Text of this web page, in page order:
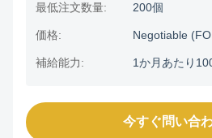
最低注文数量: 200個
価格: Negotiable
補給能力: 1か月あたり
今すぐ問い合